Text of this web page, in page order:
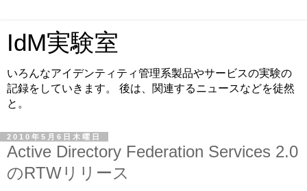
IdM実験室
いろんなアイデンティティ管理系製品やサービスの実験の
記録をしていきます。 後は、関連するニュースなどを徒然
と。
2010年5月6日木曜日
Active Directory Federation Services 2.0
のRTWリリース